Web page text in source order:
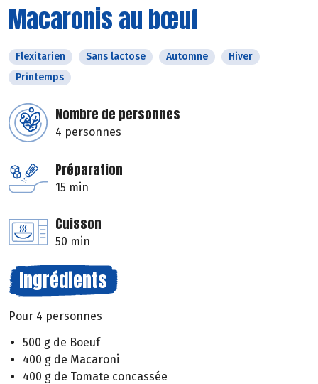
Macaronis au bœuf
Flexitarien Sans lactose Automne
Hiver
Printemps
Nombre de personnes
4 personnes
Préparation
15 min
Cuisson
50 min
Ingrédients
Pour 4 personnes
500 g de Boeuf
400 g de Macaroni
400 g de Tomate concassée